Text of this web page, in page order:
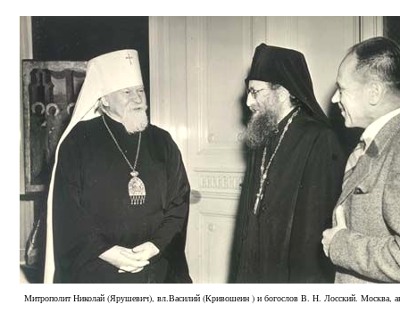
Митрополит Николай (Ярушевич), вл.Василий (Кривошеин ) и богослов В. Н. Лосский. Москва,